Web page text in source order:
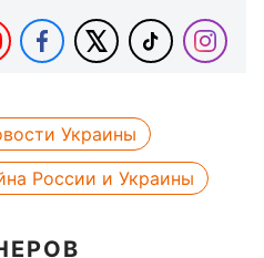
Украины
России и Украины